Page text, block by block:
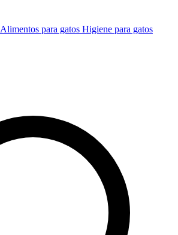
Alimentos para gatos Higiene para gatos